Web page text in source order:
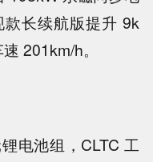
长续航版提升 9k
201km/h。
电池组，CLTC 工